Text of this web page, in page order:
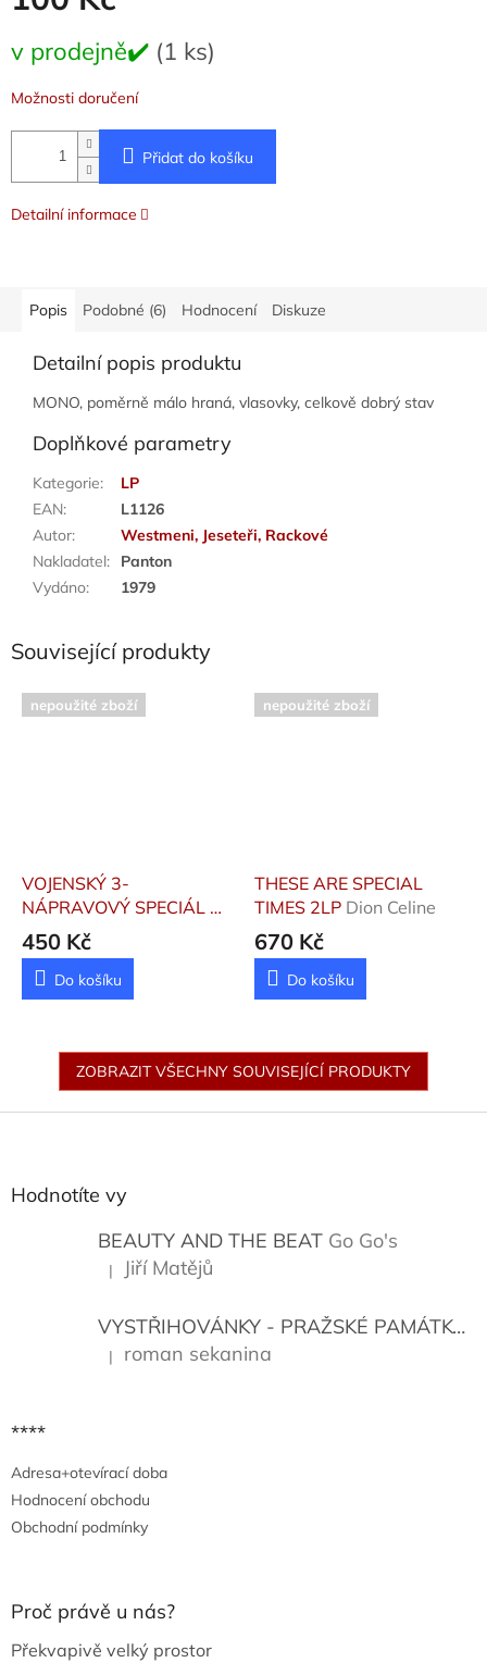
cena:
v prodejně✔️ (1 ks)
Možnosti doručení
Přidat do košíku
Detailní informace
Popis Podobné (6) Hodnocení Diskuze
Detailní popis produktu
MONO, poměrně málo hraná, vlasovky, celkově dobrý stav
Doplňkové parametry
Kategorie:
LP
EAN:
L1126
Autor:
Westmeni, Jeseteři, Rackové
Nakladatel:
Panton
Vydáno: 1979
Související produkty
nepoužité zboží
VOJENSKÝ 3-
NÁPRAVOVÝ SPECIÁL Do
řady!
450 Kč
Do košíku
nepoužité zboží
THESE ARE SPECIAL
TIMES 2LP Dion Celine
670 Kč
Do košíku
ZOBRAZIT VŠECHNY SOUVISEJÍCÍ PRODUKTY
Hodnotíte vy
BEAUTY AND THE BEAT Go Go's
Hodnocení produktu je 5 z 5 hvězdiček.
| Jiří Matějů
VYSTŘIHOVÁNKY - PRAŽSKÉ PAMÁTKY
Hodnocení produktu je 5 z 5 hvězdiček.
| roman sekanina
****
Adresa+otevírací doba
Hodnocení obchodu
Obchodní podmínky
Proč právě u nás?
Překvapivě velký prostor